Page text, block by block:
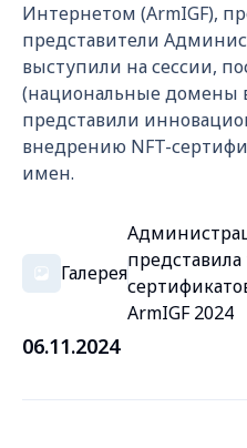
Интернетом (ArmIGF),
представители
выступили на сессии,
(национальные домены
представили
внедрению NFT-
имен.
Галерея
ArmIGF 2024
06.11.2024